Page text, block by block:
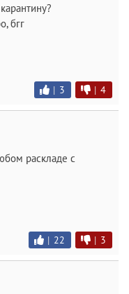
бгг
| 3 | 4
раскладе с
| 22 | 3